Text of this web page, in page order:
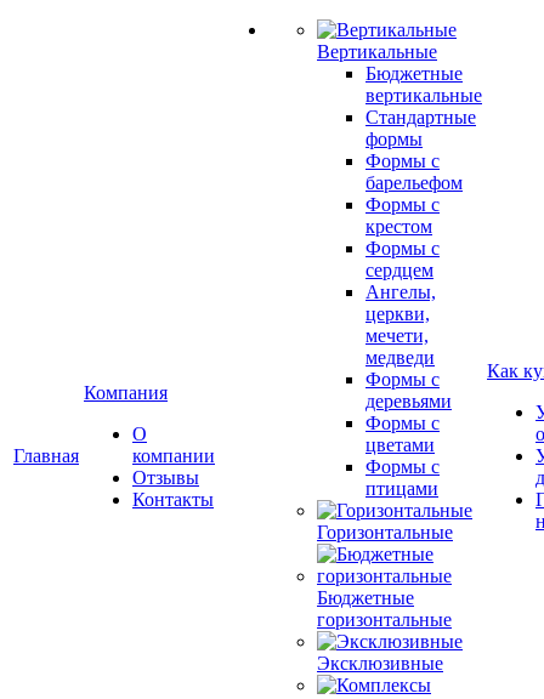
Главная
Компания
О
компании
Отзывы
Контакты
Вертикальные
Бюджетные
вертикальные
Стандартные
формы
Формы с
барельефом
Формы с
крестом
Формы с
сердцем
Ангелы,
церкви,
мечети,
медведи
Формы с
деревьями
Формы с
цветами
Формы с
птицами
Горизонтальные
Бюджетные
горизонтальные
Эксклюзивные
Как